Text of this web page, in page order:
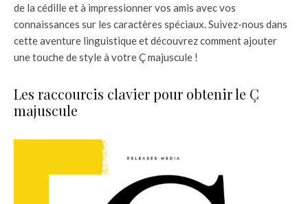
de la cédille et à impressionner vos amis avec vos
connaissances sur les caractères spéciaux. Suivez-nous dans
cette aventure linguistique et découvrez comment ajouter
une touche de style à votre Ç majuscule !
Les raccourcis clavier pour obtenir le Ç
majuscule